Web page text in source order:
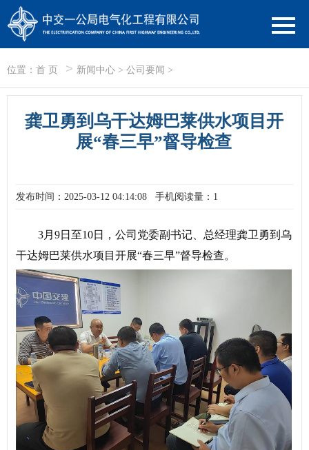
位置： 首 页 > 新闻中心 > 公司要闻 >
龚卫勇到乌干达姆巴莱供水项目开
展“春三早”督导检查
发布时间：2025-03-12 04:14:08 手机阅读量：1
3月9日至10日，公司党委副书记、总经理龚卫勇到乌
干达姆巴莱供水项目开展“春三早”督导检查。